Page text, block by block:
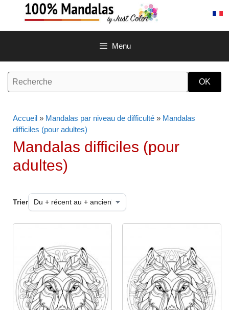
contenu
Menu
Accueil » Mandalas par niveau de difficulté » Mandalas
difficiles (pour adultes)
Mandalas difficiles (pour
adultes)
Trier